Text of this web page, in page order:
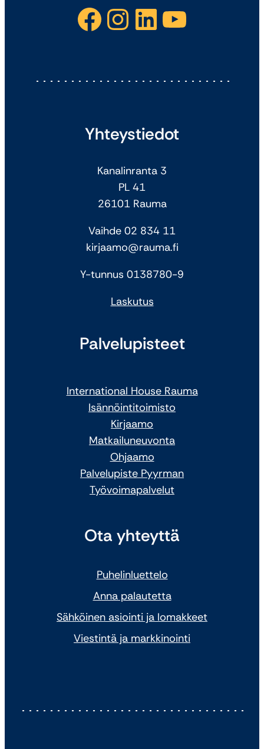
Facebook Instagram LinkedIn YouTube
Yhteystiedot
Kanalinranta 3
PL 41
26101 Rauma
Vaihde 02 834 11
kirjaamo@rauma.fi
Y-tunnus 0138780-9
Laskutus
Palvelupisteet
International House Rauma
Isännöintitoimisto
Kirjaamo
Matkailuneuvonta
Ohjaamo
Palvelupiste Pyyrman
Työvoimapalvelut
Ota yhteyttä
Puhelinluettelo
Anna palautetta
Sähköinen asiointi ja lomakkeet
Viestintä ja markkinointi